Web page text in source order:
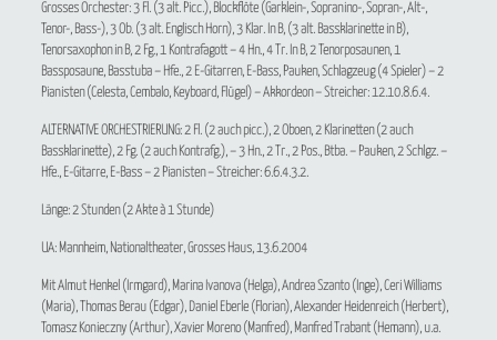
Grosses Orchester: 3 Fl. (3 alt. Picc.), Blockflöte (Garklein-, Sopranino-, Sopran-, Alt-,
Tenor-, Bass-), 3 Ob. (3 alt. Englisch Horn), 3 Klar. In B, (3 alt. Bassklarinette in B),
Tenorsaxophon in B, 2 Fg., 1 Kontrafagott – 4 Hn., 4 Tr. In B, 2 Tenorposaunen, 1
Bassposaune, Basstuba – Hfe., 2 E-Gitarren, E-Bass, Pauken, Schlagzeug (4 Spieler) – 2
Pianisten (Celesta, Cembalo, Keyboard, Flügel) – Akkordeon – Streicher: 12.10.8.6.4.
ALTERNATIVE ORCHESTRIERUNG: 2 Fl. (2 auch picc.), 2 Oboen, 2 Klarinetten (2 auch
Bassklarinette), 2 Fg. (2 auch Kontrafg.), – 3 Hn., 2 Tr., 2 Pos., Btba. – Pauken, 2 Schlgz. –
Hfe., E-Gitarre, E-Bass – 2 Pianisten – Streicher: 6.6.4.3.2.
Länge: 2 Stunden (2 Akte à 1 Stunde)
UA: Mannheim, Nationaltheater, Grosses Haus, 13.6.2004
Mit Almut Henkel (Irmgard), Marina Ivanova (Helga), Andrea Szanto (Inge), Ceri Williams
(Maria), Thomas Berau (Edgar), Daniel Eberle (Florian), Alexander Heidenreich (Herbert),
Tomasz Konieczny (Arthur), Xavier Moreno (Manfred), Manfred Trabant (Hemann), u.a.